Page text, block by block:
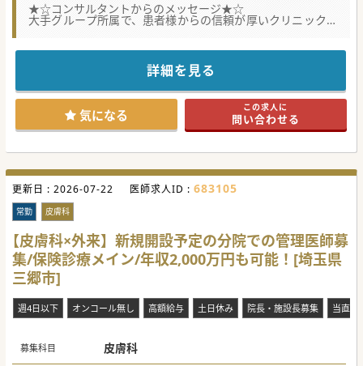
★☆コンサルタントからのメッセージ★☆
大手グループ所属で、患者様からの信頼が厚いクリニックで
す。
です！
ワークライフバランスと高額年収をお求めの先生は、是非お
#秋入職可
詳細を見る
気になる この求人に
問い合わせる
更新日 : 2026-07-22 医師求人ID : 683105
常勤 皮膚科
【皮膚科×外来】新規開設予定の分院での管理医師募
集/保険診療メイン/年収2,000万円も可能！[埼玉県
三郷市]
週4日以下 オンコール無し 高額給与 土日休み 院長・施設長募集 当直な
募集科目 皮膚科